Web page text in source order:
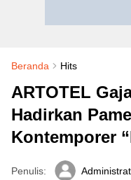
Beranda Hits
ARTOTEL
Hadirkan
Kontemporer
Penulis: